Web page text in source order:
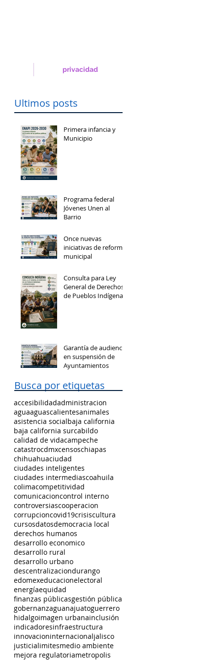
privacidad
Ultimos posts
Primera infancia y
Municipio
Programa federal
Jóvenes Unen al
Barrio
Once nuevas
iniciativas de reforma
municipal
Consulta para Ley
General de Derechos
de Pueblos Indígenas
Garantía de audiencia
en suspensión de
Ayuntamientos
Busca por etiquetas
accesibilidadadministracion
aguaaguascalientesanimales
asistencia socialbaja california
baja california surcabildo
calidad de vidacampeche
catastrocdmxcensoschiapas
chihuahuaciudad
ciudades inteligentes
ciudades intermediascoahuila
colimacompetitividad
comunicacioncontrol interno
controversiascooperacion
corrupcioncovid19crisiscultura
cursosdatosdemocracia local
derechos humanos
desarrollo economico
desarrollo rural
desarrollo urbano
descentralizaciondurango
edomexeducacionelectoral
energíaequidad
finanzas públicasgestión pública
gobernanzaguanajuatoguerrero
hidalgoimagen urbanainclusión
indicadoresinfraestructura
innovacioninternacionaljalisco
justicialimitesmedio ambiente
mejora regulatoriametropolis